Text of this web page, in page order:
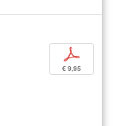
p
€ 9,95